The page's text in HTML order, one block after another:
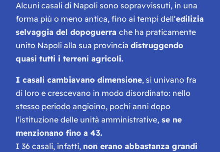
Alcuni casali di Napoli sono sopravvissuti, in una
forma più o meno antica, fino ai tempi dell’edilizia
selvaggia del dopoguerra che ha praticamente
unito Napoli alla sua provincia distruggendo
quasi tutti i terreni agricoli.
I casali cambiavano dimensione, si univano fra
di loro e crescevano in modo disordinato: nello
stesso periodo angioino, pochi anni dopo
l’istituzione delle unità amministrative, se ne
menzionano fino a 43.
I 36 casali, infatti, non erano abbastanza grandi